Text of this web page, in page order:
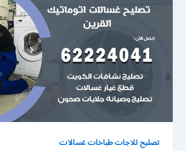
تصليح ثلاجات طباخات غسالات